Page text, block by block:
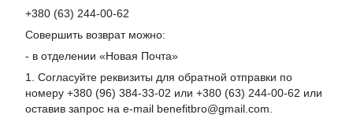
+380 (63) 244-00-62
Совершить возврат можно:
- в отделении «Новая Почта»
1. Согласуйте реквизиты для обратной отправки по
номеру +380 (96) 384-33-02 или +380 (63) 244-00-62 или
оставив запрос на e-mail benefitbro@gmail.com.